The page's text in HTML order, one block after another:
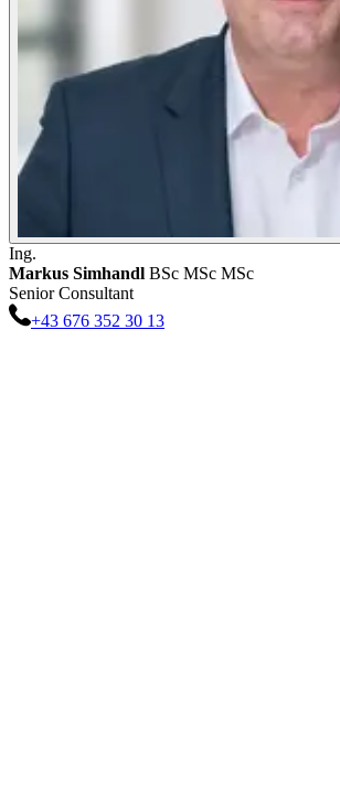
Ing.
Markus Simhandl BSc MSc MSc
Senior Consultant
+43 676 352 30 13